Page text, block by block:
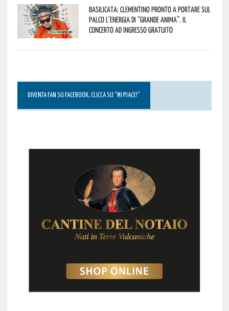
Basilicata: Clementino pronto a portare sul
palco l’energia di “Grande Anima”. Il
concerto ad ingresso gratuito
DIVENTA FAN SU FACEBOOK, CLICCA SU “MI PIACE!”